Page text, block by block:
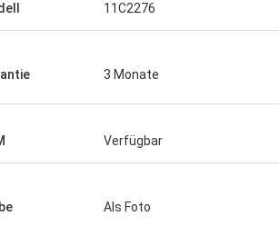
11C2276
3 Monate
Verfügbar
Als Foto